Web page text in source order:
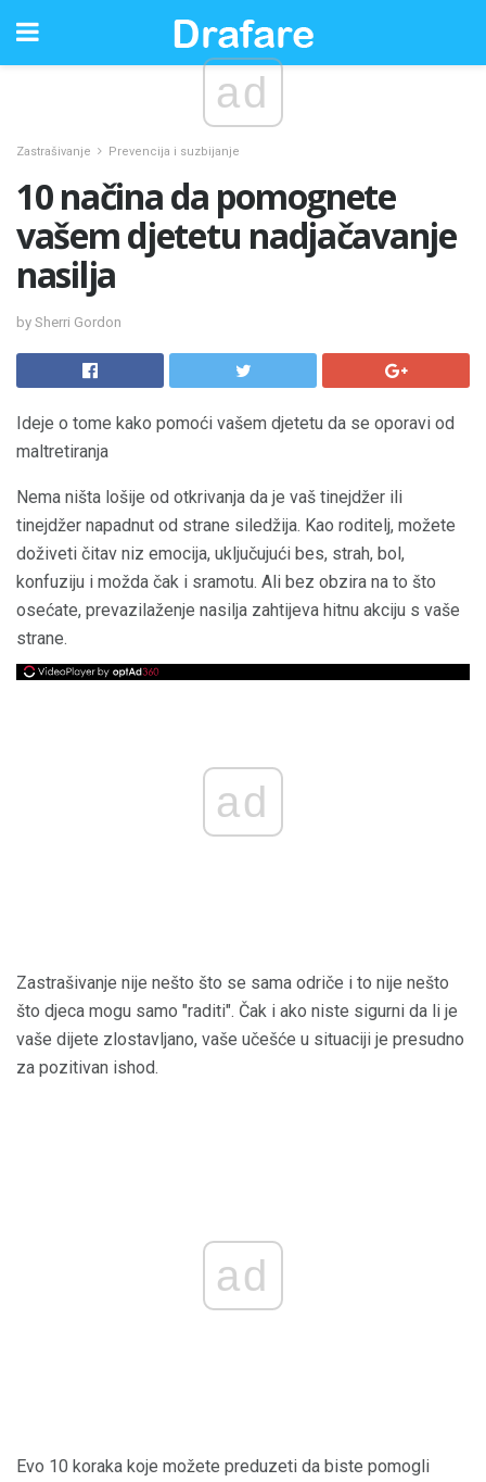
ad
Zastrašivanje Prevencija i suzbijanje
10 načina da pomognete
vašem djetetu nadjačavanje
nasilja
by Sherri Gordon
Ideje o tome kako pomoći vašem djetetu da se oporavi od
maltretiranja
Nema ništa lošije od otkrivanja da je vaš tinejdžer ili
tinejdžer napadnut od strane siledžija. Kao roditelj, možete
doživeti čitav niz emocija, uključujući bes, strah, bol,
konfuziju i možda čak i sramotu. Ali bez obzira na to što
osećate, prevazilaženje nasilja zahtijeva hitnu akciju s vaše
strane.
ad
Zastrašivanje nije nešto što se sama odriče i to nije nešto
što djeca mogu samo "raditi". Čak i ako niste sigurni da li je
vaše dijete zlostavljano, vaše učešće u situaciji je presudno
za pozitivan ishod.
ad
Evo 10 koraka koje možete preduzeti da biste pomogli